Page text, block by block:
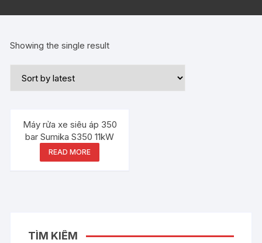
Showing the single result
Máy rửa xe siêu áp 350
bar Sumika S350 11kW
READ MORE
TÌM KIẾM